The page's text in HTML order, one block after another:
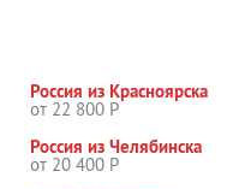
Россия из Красноярска
от 22 800 Р
Россия из Челябинска
от 20 400 Р